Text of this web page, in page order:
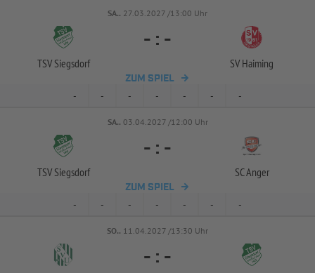
SA.. 27.03.2027 /13:00 Uhr
TSV Siegsdorf
- : -
SV Haiming
ZUM SPIEL
- - - - - - -
SA.. 03.04.2027 /12:00 Uhr
TSV Siegsdorf
- : -
SC Anger
ZUM SPIEL
- - - - - - -
SO.. 11.04.2027 /13:30 Uhr
- : -